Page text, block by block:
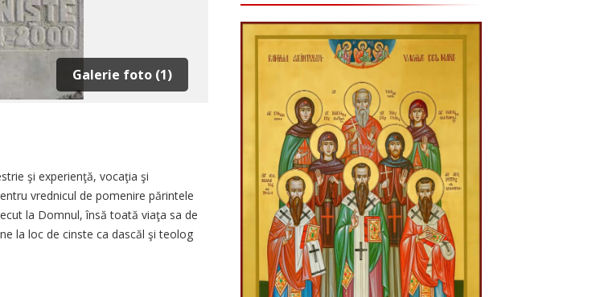
Galerie foto (1)
şi experienţă, vocaţia şi
vrednicul de pomenire părintele
la Domnul, însă toată viaţa sa de
la loc de cinste ca dascăl şi teolog